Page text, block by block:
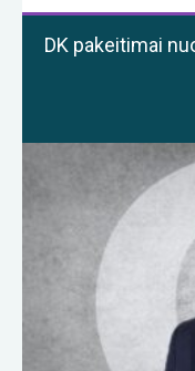
DK pakeitimai